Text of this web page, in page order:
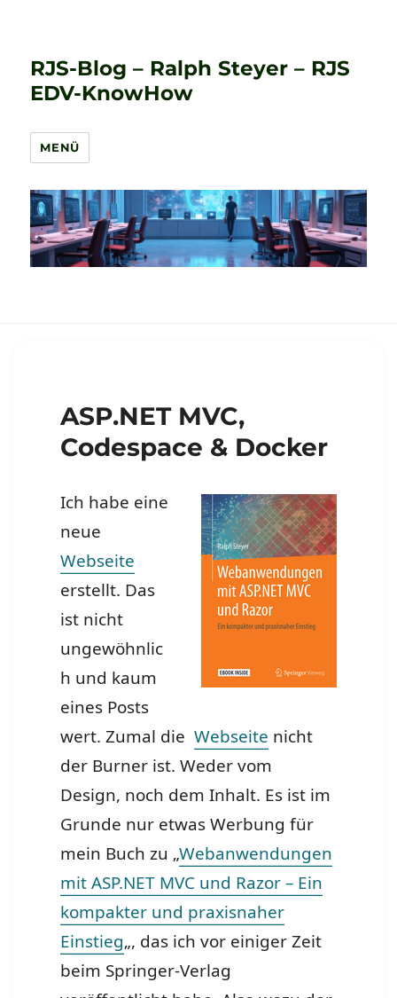
RJS-Blog – Ralph Steyer – RJS
EDV-KnowHow
MENÜ
ASP.NET MVC,
Codespace & Docker
Ich habe eine
neue
Webseite
erstellt. Das
ist nicht
ungewöhnlic
h und kaum
eines Posts
wert. Zumal dieWebseite nicht
der Burner ist. Weder vom
Design, noch dem Inhalt. Es ist im
Grunde nur etwas Werbung für
mein Buch zu „Webanwendungen
mit ASP.NET MVC und Razor – Ein
kompakter und praxisnaher
Einstieg„, das ich vor einiger Zeit
beim Springer-Verlag